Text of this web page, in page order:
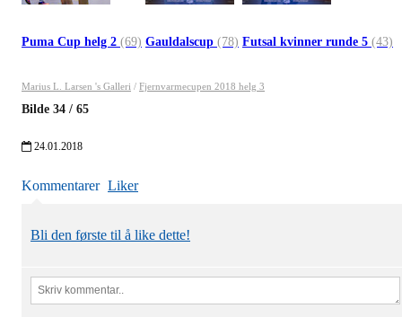
Puma Cup helg 2 (69) Gauldalscup (78) Futsal kvinner runde 5 (43)
Marius L. Larsen 's Galleri / Fjernvarmecupen 2018 helg 3
Bilde 34 / 65
24.01.2018
Kommentarer Liker
Bli den første til å like dette!